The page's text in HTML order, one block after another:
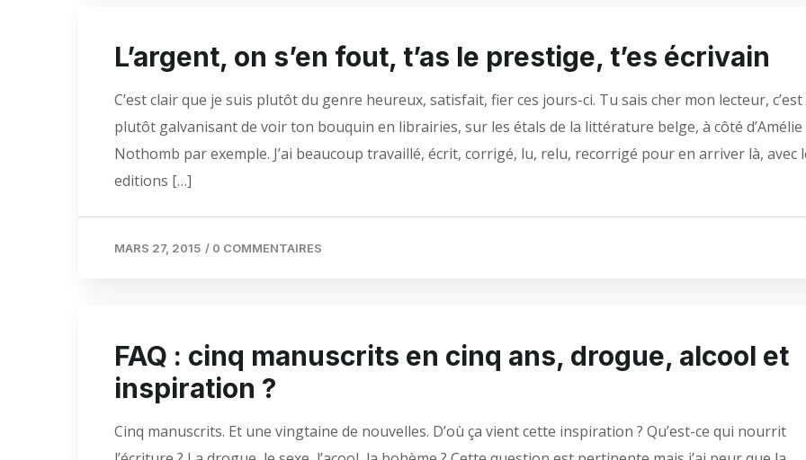
L’argent, on s’en fout, t’as le prestige, t’es écrivain
C’est clair que je suis plutôt du genre heureux, satisfait, fier ces jours-ci. Tu sais cher mon lecteur, c’est
plutôt galvanisant de voir ton bouquin en librairies, sur les étals de la littérature belge, à côté d’Amélie
Nothomb par exemple. J’ai beaucoup travaillé, écrit, corrigé, lu, relu, recorrigé pour en arriver là, avec
editions […]
MARS 27, 2015 / 0 COMMENTAIRES
FAQ : cinq manuscrits en cinq ans, drogue, alcool et
inspiration ?
Cinq manuscrits. Et une vingtaine de nouvelles. D’où ça vient cette inspiration ? Qu’est-ce qui nourrit